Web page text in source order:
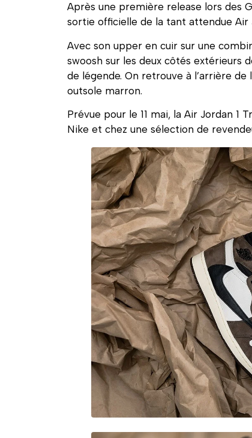
Après une première release lors des
sortie officielle de la tant attendue Air
Avec son upper en cuir sur une
swoosh sur les deux côtés extérieurs
de légende. On retrouve à l’arrière
outsole marron.
Prévue pour le 11 mai, la Air Jordan 1
Nike et chez une sélection de